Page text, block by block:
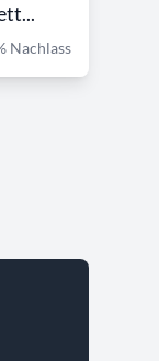
Nachlass